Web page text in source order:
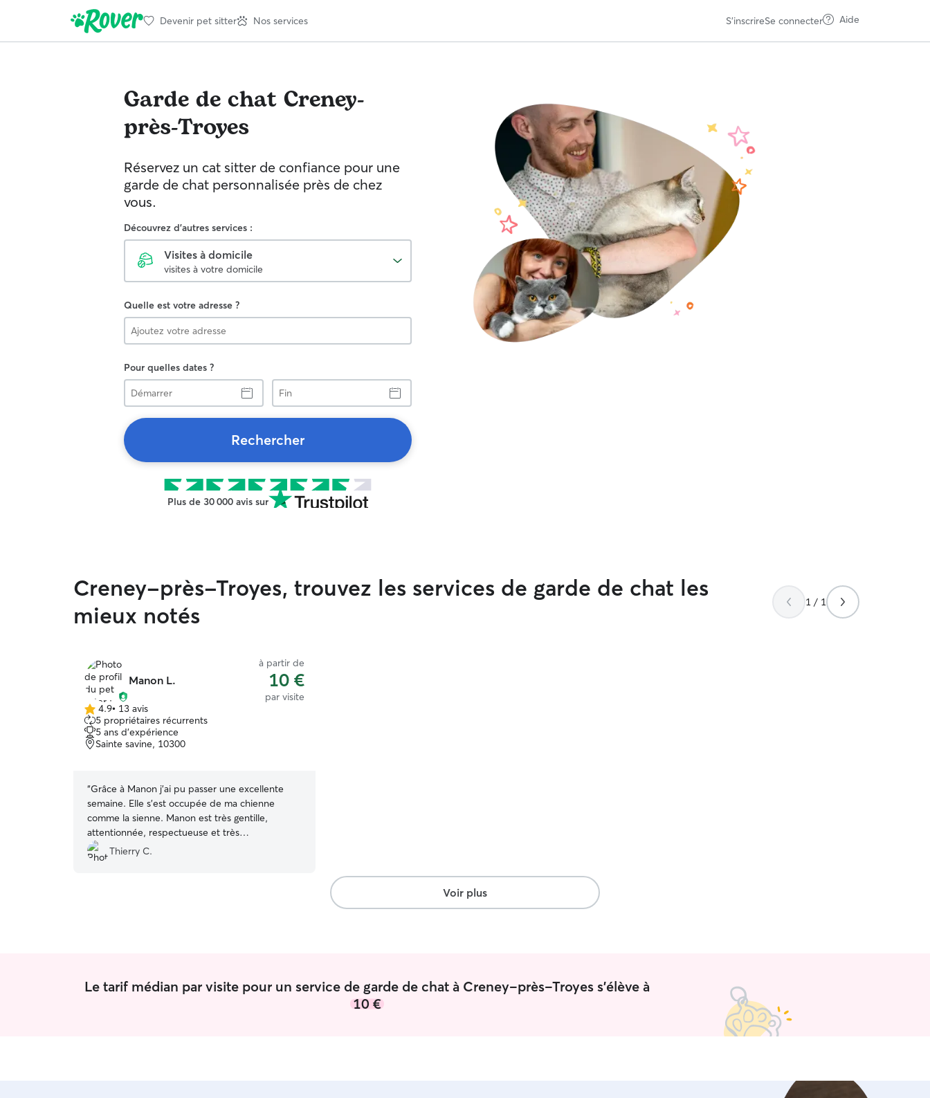
Devenir pet sitter Nos services S'inscrireSe connecter Aide
Garde de chat Creney-
près-Troyes
Réservez un cat sitter de confiance pour une
garde de chat personnalisée près de chez
vous.
Découvrez d'autres services :
Visites à domicile
visites à votre domicile
Quelle est votre adresse ?
Pour quelles dates ?
Démarrer
Fin
Rechercher
Plus de 30 000 avis sur
Creney-près-Troyes, trouvez les services de garde de chat les
mieux notés
1 / 1
Manon L.
à partir de
10 €
par visite
4.9 étoile(s)
sur
5
4.9• 13 avis
5 propriétaires récurrents
5 ans d'expérience
Sainte savine, 10300
“Grâce à Manon j'ai pu passer une excellente
semaine. Elle s'est occupée de ma chienne
comme la sienne. Manon est très gentille,
attentionnée, respectueuse et très
professionnelle, vous pouvez lui laisser votre
animal les yeux fermés. Encore merci à elle
Thierry C.
Voir plus
Le tarif médian par visite pour un service de garde de chat à Creney-près-Troyes s'élève à
10 €